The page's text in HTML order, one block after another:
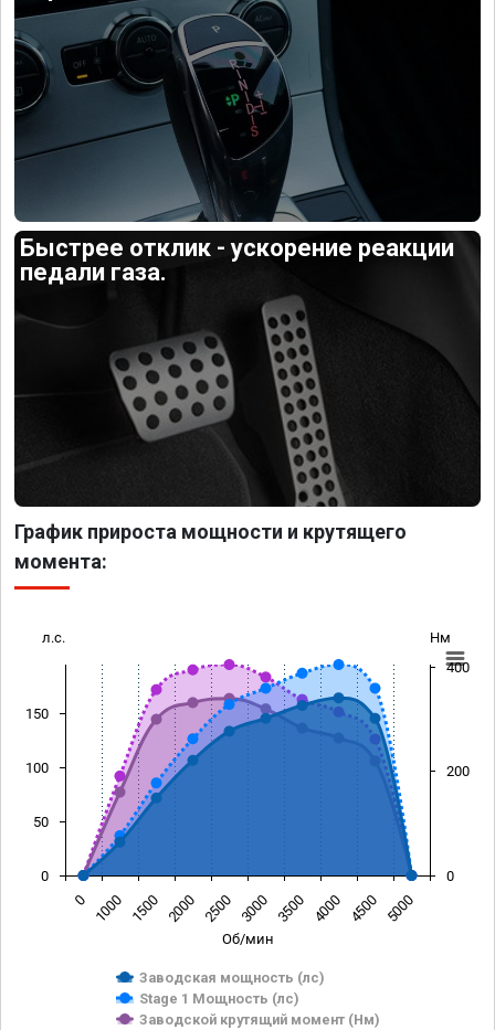
Быстрее отклик - ускорение реакции
педали газа.
График прироста мощности и крутящего
момента:
Об/мин
л.с. Нм
Заводская мощность (лс)
Stage 1 Мощность (лс)
Заводской крутящий момент (Нм)
0 1000 1500 2000 2500 3000 3500 4000 4500 5000
0
50
100
150
0
200
400